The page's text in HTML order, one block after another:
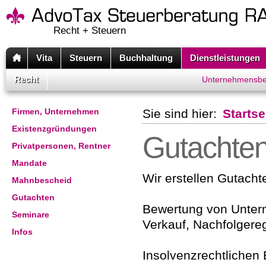
Recht + Steuern
Vita Steuern Buchhaltung Dienstleistungen
Recht
Firmen, Unternehmen
Existenzgründungen
Privatpersonen, Rentner
Mandate
Mahnbescheid
Gutachten
Seminare
Infos
Sie sind hier:
Wir erstellen
Bewertung von
Verkauf,
Insolvenzrechtlichen